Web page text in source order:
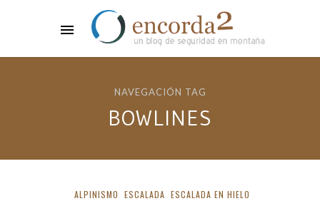
NAVEGACIÓN TAG
BOWLINES
ALPINISMO ESCALADA ESCALADA EN HIELO